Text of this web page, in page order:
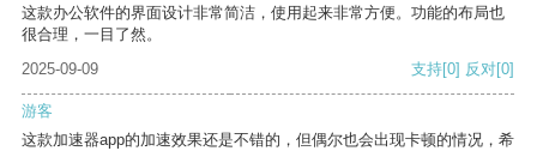
这款办公软件的界面设计非常简洁，使用起来非常方便。功能的布局也
很合理，一目了然。
2025-09-09
支持[0] 反对[0]
游客
这款加速器app的加速效果还是不错的，但偶尔也会出现卡顿的情况，希